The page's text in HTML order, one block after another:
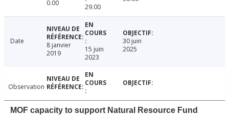
0.00
29.00
Date
8 janvier
2019
15 juin
2023
30 juin
2025
Observation
MOF capacity to support Natural Resource Fund